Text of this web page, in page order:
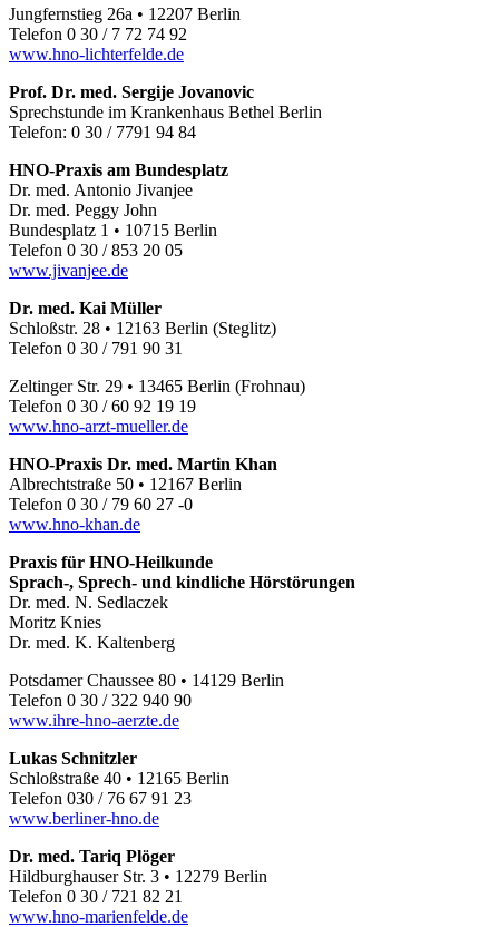
Jungfernstieg 26a • 12207 Berlin
Telefon 0 30 / 7 72 74 92
www.hno-lichterfelde.de
Prof. Dr. med. Sergije Jovanovic
Sprechstunde im Krankenhaus Bethel Berlin
Telefon: 0 30 / 7791 94 84
HNO-Praxis am Bundesplatz
Dr. med. Antonio Jivanjee
Dr. med. Peggy John
Bundesplatz 1 • 10715 Berlin
Telefon 0 30 / 853 20 05
www.jivanjee.de
Dr. med. Kai Müller
Schloßstr. 28 • 12163 Berlin (Steglitz)
Telefon 0 30 / 791 90 31
Zeltinger Str. 29 • 13465 Berlin (Frohnau)
Telefon 0 30 / 60 92 19 19
www.hno-arzt-mueller.de
HNO-Praxis Dr. med. Martin Khan
Albrechtstraße 50 • 12167 Berlin
Telefon 0 30 / 79 60 27 -0
www.hno-khan.de
Praxis für HNO-Heilkunde
Sprach-, Sprech- und kindliche Hörstörungen
Dr. med. N. Sedlaczek
Moritz Knies
Dr. med. K. Kaltenberg
Potsdamer Chaussee 80 • 14129 Berlin
Telefon 0 30 / 322 940 90
www.ihre-hno-aerzte.de
Lukas Schnitzler
Schloßstraße 40 • 12165 Berlin
Telefon 030 / 76 67 91 23
www.berliner-hno.de
Dr. med. Tariq Plöger
Hildburghauser Str. 3 • 12279 Berlin
Telefon 0 30 / 721 82 21
www.hno-marienfelde.de